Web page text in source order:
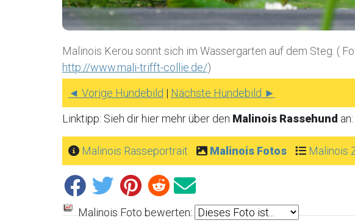
Malinois Kerou sonnt sich im Wassergarten auf dem Steg. (
http://www.mali-trifft-collie.de/)
◄ Vorige Hundebild | Nächste Hundebild ►
Linktipp: Sieh dir hier mehr über den Malinois Rassehund an:
Malinois Rasseportrait Malinois Fotos Malinois
Malinois Foto bewerten: